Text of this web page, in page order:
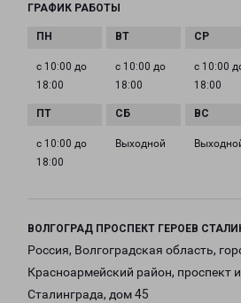
ГРАФИК РАБОТЫ
с 10:00 до
18:00
с 10:00 до
18:00
с 10:00
18:00
с 10:00 до
18:00
Выходной
ВОЛГОГРАД ПРОСПЕКТ ГЕРОЕВ
Россия, Волгоградская область,
Красноармейский район, проспект
Сталинграда, дом 45